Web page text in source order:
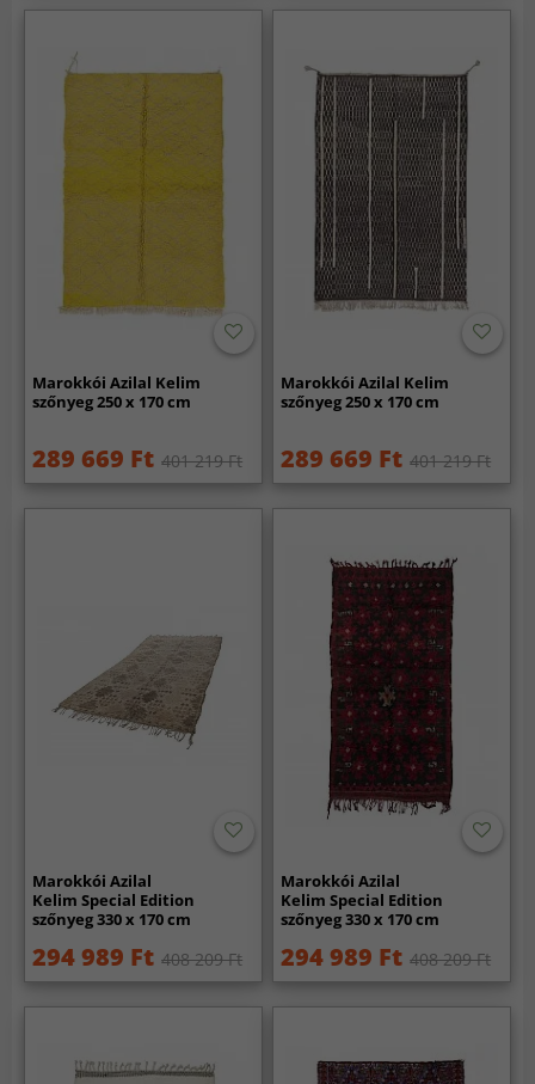
Marokkói Azilal Kelim
szőnyeg 250 x 170 cm
289 669 Ft 401 219 Ft
Marokkói Azilal Kelim
szőnyeg 250 x 170 cm
289 669 Ft 401 219 Ft
Marokkói Azilal
Kelim Special Edition
szőnyeg 330 x 170 cm
294 989 Ft 408 209 Ft
Marokkói Azilal
Kelim Special Edition
szőnyeg 330 x 170 cm
294 989 Ft 408 209 Ft